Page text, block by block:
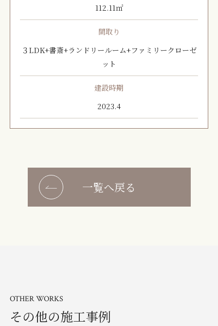
112.11㎡
間取り
３LDK+書斎+ランドリールーム+ファミリークローゼ
ット
建設時期
2023.4
一覧へ戻る
OTHER WORKS
その他の施工事例